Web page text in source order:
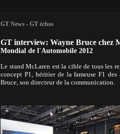
GT News - GT échos
GT interview: Wayne Bruce chez
Mondial de l'Automobile 2012
Le stand McLaren est la cible de tous les
concept P1, héritier de la fameuse F1
Bruce, son directeur de la communication.